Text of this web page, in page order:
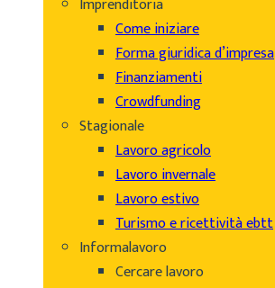
Imprenditoria
Come iniziare
Forma giuridica d’impresa
Finanziamenti
Crowdfunding
Stagionale
Lavoro agricolo
Lavoro invernale
Lavoro estivo
Turismo e ricettività ebtt
Informalavoro
Cercare lavoro